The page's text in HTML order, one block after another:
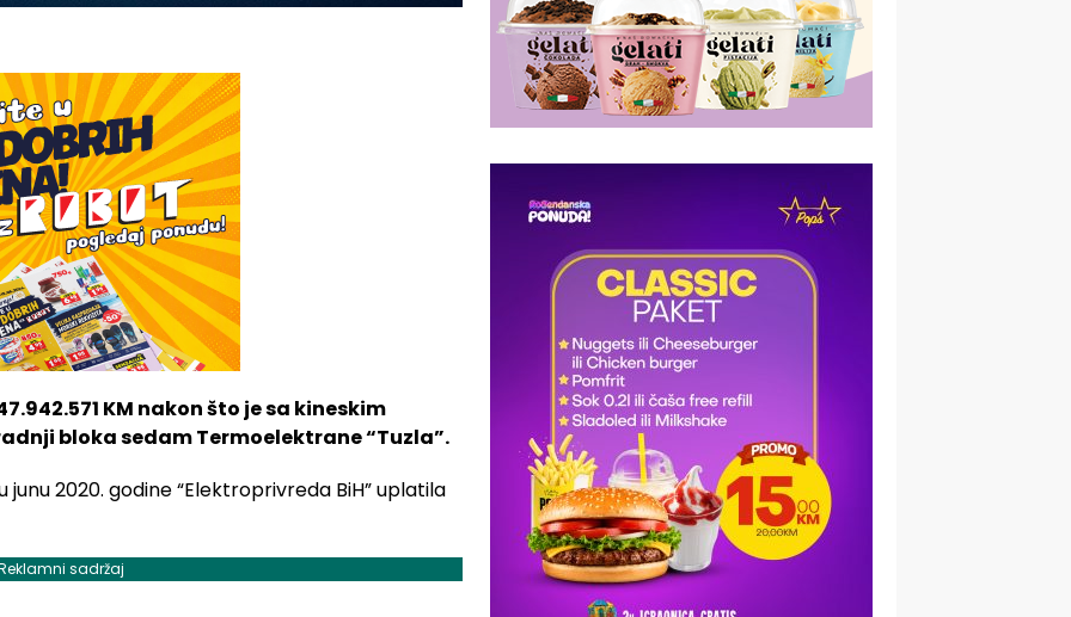
KM nakon što je sa kineskim
bloka sedam Termoelektrane “Tuzla”.
2020. godine “Elektroprivreda BiH” uplatila
sadržaj